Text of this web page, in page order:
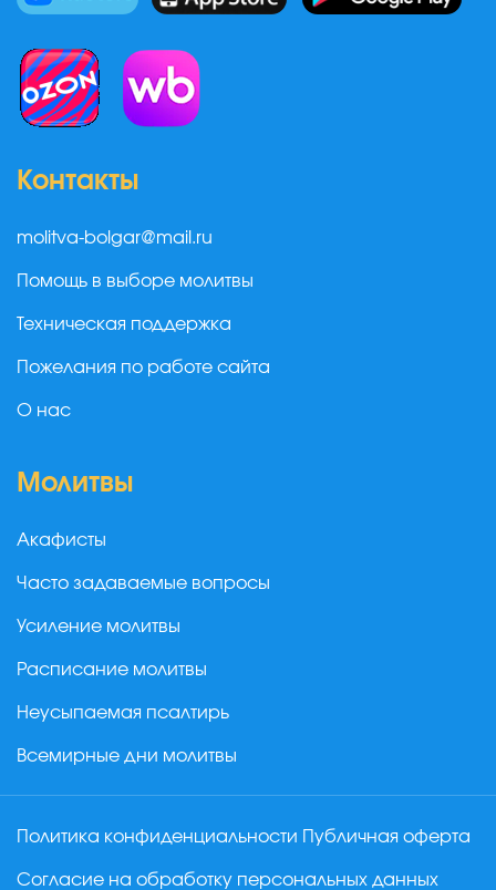
Контакты
molitva-bolgar@mail.ru
Помощь в выборе молитвы
Техническая поддержка
Пожелания по работе сайта
О нас
Молитвы
Акафисты
Часто задаваемые вопросы
Усиление молитвы
Расписание молитвы
Неусыпаемая псалтирь
Всемирные дни молитвы
Политика конфиденциальности Публичная оферта
Согласие на обработку персональных данных